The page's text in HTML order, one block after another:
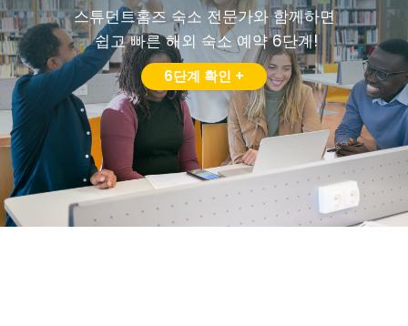
스튜던트홈즈 숙소 전문가와 함께하면
쉽고 빠른 해외 숙소 예약 6단계!
6단계 확인 +